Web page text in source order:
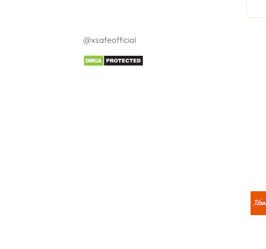
@xsafeofficial